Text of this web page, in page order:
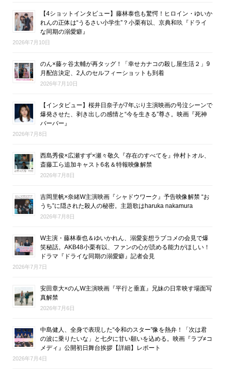
【4ショットインタビュー】藤林泰也も驚愕！ヒロイン・ゆいか
れんの正体は“うるさい小学生”？小栗有以、京典和玖『ドライ
な同期の溺愛癖』
2026年7月10日
のん×藤ヶ谷太輔が再タッグ！「幸せカナコの殺し屋生活２」9
月配信決定、2人のセルフィーショットも到着
2026年7月10日
【インタビュー】桜井日奈子が7年ぶり主演映画の号泣シーンで
爆発させた、剥き出しの感情と“今を生きる”尊さ。映画『死神
バーバー』
2026年7月8日
西島秀俊×広瀬すず×瀬々敬久『存在のすべてを』仲村トオル、
斎藤工ら追加キャスト6名＆特報映像解禁
2026年7月8日
吉岡里帆×奈緒W主演映画『シャドウワーク』予告映像解禁 “お
うち”に隠された殺人の秘密。主題歌はharuka nakamura
2026年7月8日
W主演・藤林泰也＆ゆいかれん、溺愛妄想ラブコメの会見で爆
笑秘話。AKB48小栗有以、ファンの心が読める能力がほしい！
ドラマ『ドライな同期の溺愛癖』記者会見
2026年7月7日
安田章大×のんW主演映画『平行と垂直』兄妹の日常映す場面写
真解禁
2026年7月6日
中島健人、全身で表現した“令和のスター”像を熱弁！「次は君
の波に乗りたいな」と七夕に甘い願いを込める。映画『ラブ≠コ
メディ』公開初日舞台挨拶【詳細】レポート
2026年7月4日